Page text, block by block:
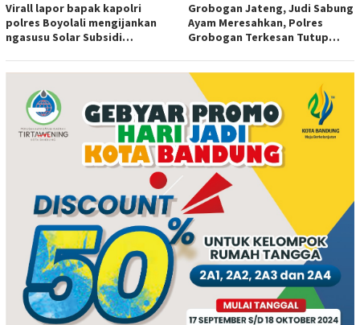
Virall lapor bapak kapolri
polres Boyolali mengijankan
ngasusu Solar Subsidi
Grobogan Jateng, Judi Sabung
Ayam Meresahkan, Polres
Grobogan Terkesan Tutup